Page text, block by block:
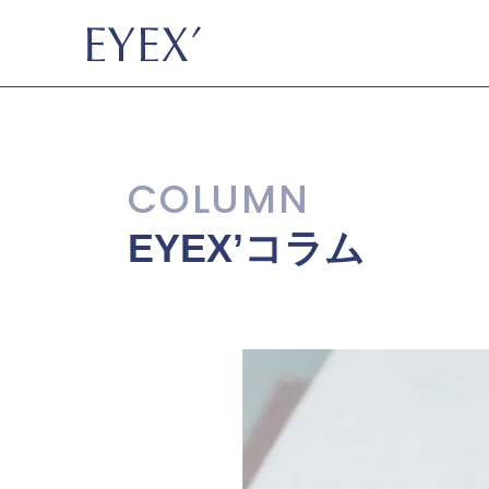
EYEX’コラム